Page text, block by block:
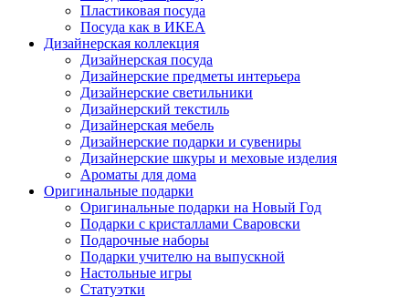
Пластиковая посуда
Посуда как в ИКЕА
Дизайнерская коллекция
Дизайнерская посуда
Дизайнерские предметы интерьера
Дизайнерские светильники
Дизайнерский текстиль
Дизайнерская мебель
Дизайнерские подарки и сувениры
Дизайнерские шкуры и меховые изделия
Ароматы для дома
Оригинальные подарки
Оригинальные подарки на Новый Год
Подарки с кристаллами Сваровски
Подарочные наборы
Подарки учителю на выпускной
Настольные игры
Статуэтки